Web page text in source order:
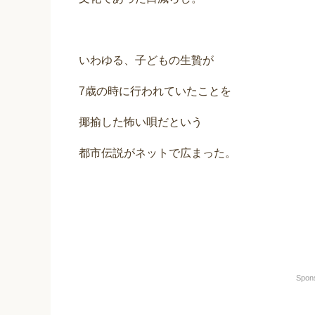
いわゆる、子どもの生贄が
7歳の時に行われていたことを
揶揄した怖い唄だという
都市伝説がネットで広まった。